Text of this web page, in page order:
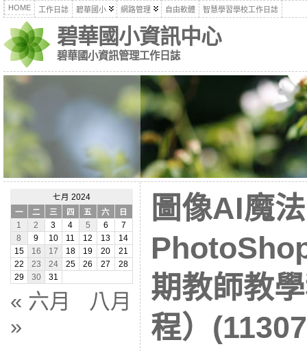
HOME 工作日誌 碧華國小 網路管理 自由軟體 智慧學習學校工作日誌
碧華國小資訊中心
碧華國小資訊管理工作日誌
七月 2024
一
二 三 四 五 六
日
1
2 3 4 5 6
7
8
9 10 11 12 13
14
15
16 17 18 19 20
21
22
23 24 25 26 27
28
29
30 31
« 六月
八月
»
圖像AI魔
期教師教
程）